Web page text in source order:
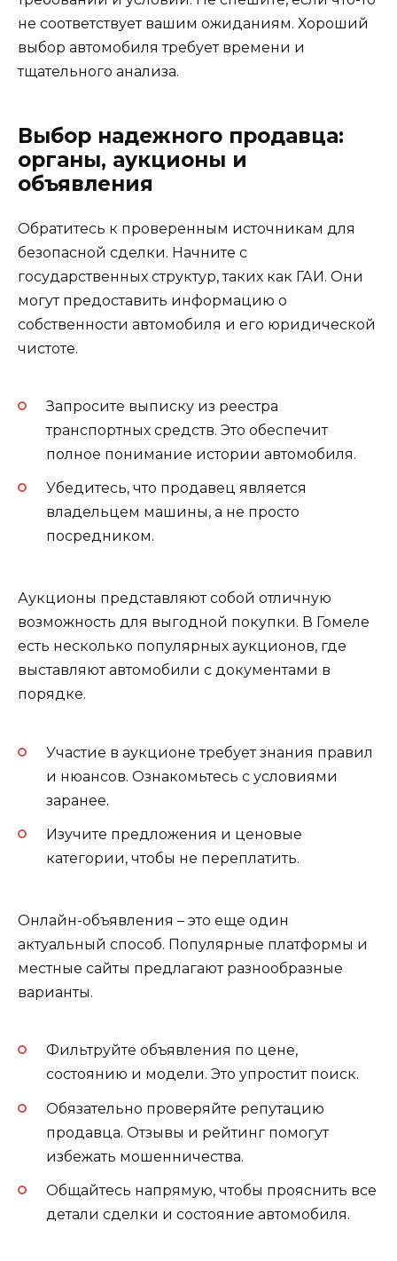
не соответствует вашим ожиданиям. Хороший
выбор автомобиля требует времени и
тщательного анализа.
Выбор надежного продавца:
органы, аукционы и
объявления
Обратитесь к проверенным источникам для
безопасной сделки. Начните с
государственных структур, таких как ГАИ. Они
могут предоставить информацию о
собственности автомобиля и его юридической
чистоте.
Запросите выписку из реестра
транспортных средств. Это обеспечит
полное понимание истории автомобиля.
Убедитесь, что продавец является
владельцем машины, а не просто
посредником.
Аукционы представляют собой отличную
возможность для выгодной покупки. В Гомеле
есть несколько популярных аукционов, где
выставляют автомобили с документами в
порядке.
Участие в аукционе требует знания правил
и нюансов. Ознакомьтесь с условиями
заранее.
Изучите предложения и ценовые
категории, чтобы не переплатить.
Онлайн-объявления – это еще один
актуальный способ. Популярные платформы и
местные сайты предлагают разнообразные
варианты.
Фильтруйте объявления по цене,
состоянию и модели. Это упростит поиск.
Обязательно проверяйте репутацию
продавца. Отзывы и рейтинг помогут
избежать мошенничества.
Общайтесь напрямую, чтобы прояснить все
детали сделки и состояние автомобиля.